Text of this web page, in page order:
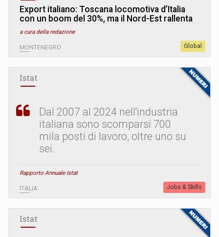
Export italiano: Toscana locomotiva d’Italia
con un boom del 30%, ma il Nord-Est rallenta
a cura della redazione
MONTENEGRO Global
Istat
Dal 2007 al 2024 nell'industria
italiana sono scomparsi 700
mila posti di lavoro, oltre uno su
sei.
Rapporto Annuale Istat
ITALIA Jobs & Skills
Istat